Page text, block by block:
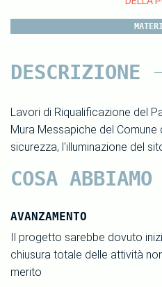
DESCRIZIONE
Lavori di Riqualificazione del
Mura Messapiche del Comune
sicurezza, l'illuminazione del
COSA ABBIAMO
AVANZAMENTO
Il progetto sarebbe dovuto
chiusura totale delle attività
merito